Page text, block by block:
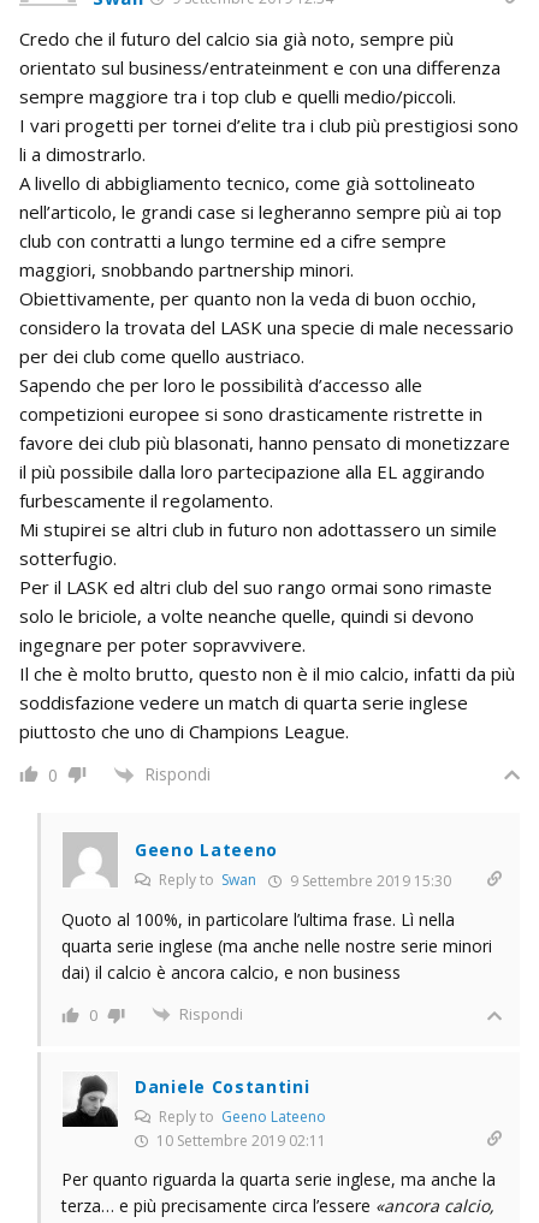
Credo che il futuro del calcio sia già noto, sempre più
orientato sul business/entrateinment e con una differenza
sempre maggiore tra i top club e quelli medio/piccoli.
I vari progetti per tornei d’elite tra i club più prestigiosi sono
li a dimostrarlo.
A livello di abbigliamento tecnico, come già sottolineato
nell’articolo, le grandi case si legheranno sempre più ai top
club con contratti a lungo termine ed a cifre sempre
maggiori, snobbando partnership minori.
Obiettivamente, per quanto non la veda di buon occhio,
considero la trovata del LASK una specie di male necessario
per dei club come quello austriaco.
Sapendo che per loro le possibilità d’accesso alle
competizioni europee si sono drasticamente ristrette in
favore dei club più blasonati, hanno pensato di monetizzare
il più possibile dalla loro partecipazione alla EL aggirando
furbescamente il regolamento.
Mi stupirei se altri club in futuro non adottassero un simile
sotterfugio.
Per il LASK ed altri club del suo rango ormai sono rimaste
solo le briciole, a volte neanche quelle, quindi si devono
ingegnare per poter sopravvivere.
Il che è molto brutto, questo non è il mio calcio, infatti da più
soddisfazione vedere un match di quarta serie inglese
piuttosto che uno di Champions League.
0 Rispondi
Geeno Lateeno
Reply to Swan 9 Settembre 2019 15:30
Quoto al 100%, in particolare l’ultima frase. Lì nella
quarta serie inglese (ma anche nelle nostre serie minori
dai) il calcio è ancora calcio, e non business
0 Rispondi
Daniele Costantini
Reply to Geeno Lateeno
10 Settembre 2019 02:11
Per quanto riguarda la quarta serie inglese, ma anche la
terza… e più precisamente circa l’essere «ancora calcio,